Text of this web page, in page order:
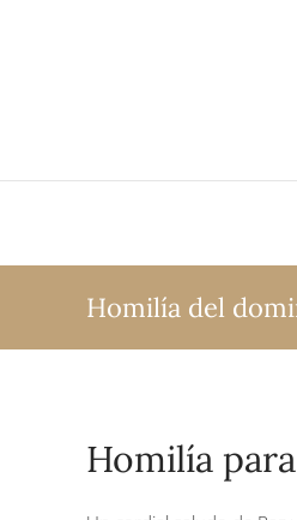
Homilía del
Homilía